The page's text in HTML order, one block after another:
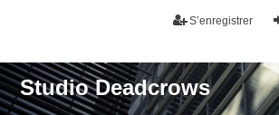
S’enregistrer
Studio Deadcrows